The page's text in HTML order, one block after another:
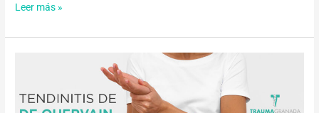
Leer más »
Quervain